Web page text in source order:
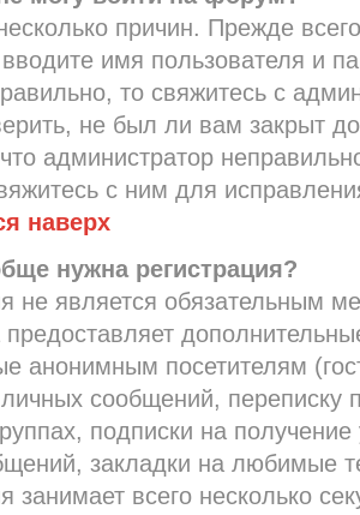
причин. Прежде
имя пользователя и
то свяжитесь с
не был ли вам закрыт
администратор
с ним для
наверх
нужна регистрация?
не является обязательным
анонимным посетителям
сообщений, переписку
подписки на
закладки на любимые
занимает всего несколько